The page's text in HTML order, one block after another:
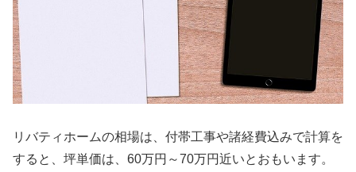
リバティホームの相場は、付帯工事や諸経費込みで計算を
すると、坪単価は、60万円～70万円近いとおもいます。